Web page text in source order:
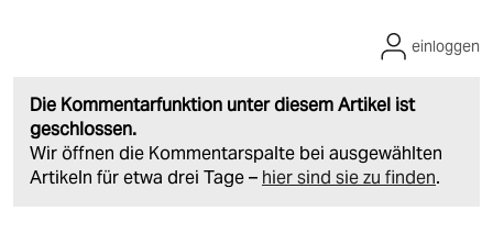
Die Kommentarfunktion unter diesem Artikel ist
geschlossen.
Wir öffnen die Kommentarspalte bei ausgewählten
Artikeln für etwa drei Tage – hier sind sie zu finden.
einloggen